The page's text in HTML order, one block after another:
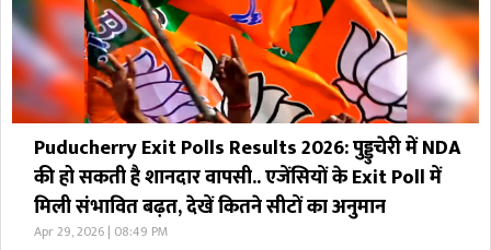
Puducherry Exit Polls Results 2026: पुड्डुचेरी में NDA
की हो सकती है शानदार वापसी.. एजेंसियों के Exit Poll में
मिली संभावित बढ़त, देखें कितने सीटों का अनुमान
Apr 29, 2026 | 08:49 PM